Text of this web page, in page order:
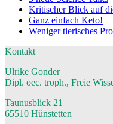
Kritischer Blick auf
Ganz einfach Keto!
Weniger tierisches
Kontakt
Ulrike Gonder
Dipl. oec. troph., Freie
Taunusblick 21
65510 Hünstetten